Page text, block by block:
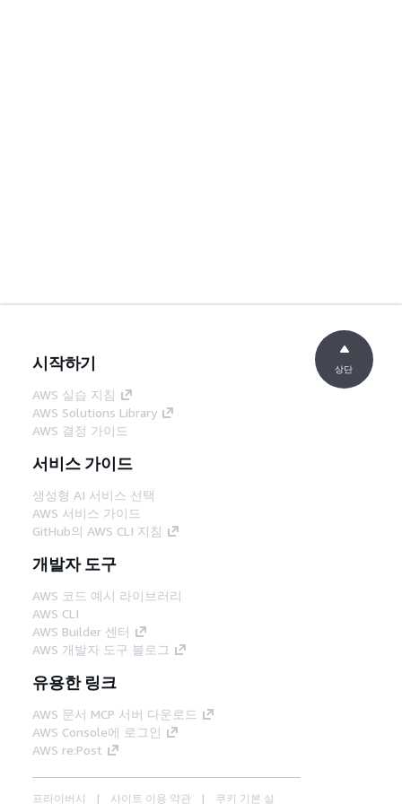
시작하기
AWS 실습 지침
AWS Solutions Library
AWS 결정 가이드
서비스 가이드
생성형 AI 서비스 선택
AWS 서비스 가이드
GitHub의 AWS CLI 지침
개발자 도구
AWS 코드 예시 라이브러리
AWS CLI
AWS Builder 센터
AWS 개발자 도구 블로그
유용한 링크
AWS 문서 MCP 서버 다운로드
AWS Console에 로그인
AWS re:Post
프라이버시 사이트 이용 약관 쿠키 기본 설
상단